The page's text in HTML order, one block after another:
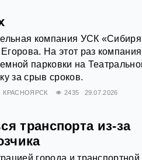
компания УСК
На этот раз компания
парковки на
за срыв сроков.
КРАСНОЯРСК 2435 29.07.2026
транспорта из-за
города и транспортной